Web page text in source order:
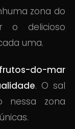
zona do
o delicioso
uma.
do-mar
. O sal
nessa zona